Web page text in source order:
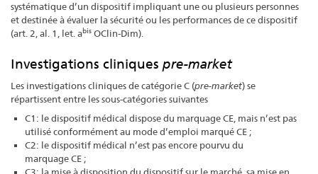
systématique d’un dispositif impliquant une ou plusieurs personnes
et destinée à évaluer la sécurité ou les performances de ce dispositif
(art. 2, al. 1, let. abis OClin-Dim).
Investigations cliniques pre-market
Les investigations cliniques de catégorie C (pre-market) se
répartissent entre les sous-catégories suivantes
C1: le dispositif médical dispose du marquage CE, mais n’est pas
utilisé conformément au mode d’emploi marqué CE ;
C2: le dispositif médical n’est pas encore pourvu du
marquage CE ;